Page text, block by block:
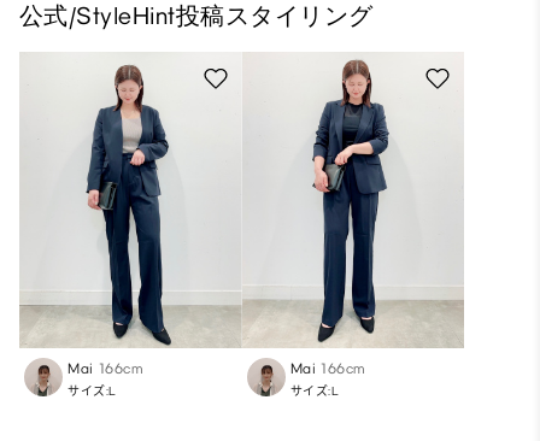
公式/StyleHint投稿スタイリング
Mai 166cm
サイズ:L
Mai 166cm
サイズ:L